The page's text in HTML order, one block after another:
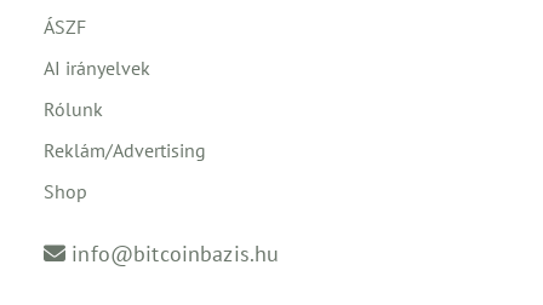
ÁSZF
AI irányelvek
Rólunk
Reklám/Advertising
Shop
info@bitcoinbazis.hu